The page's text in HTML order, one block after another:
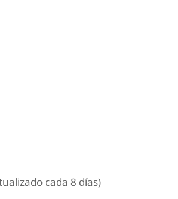
cada 8 días)